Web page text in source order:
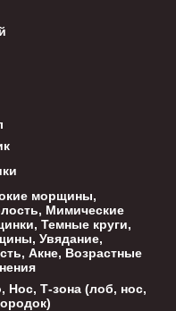
морщины,
Мимические
Темные круги,
Увядание,
Акне, Возрастные
Нос, Т-зона (лоб, нос,